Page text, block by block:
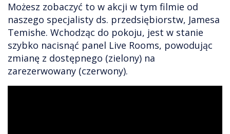
Możesz zobaczyć to w akcji w tym filmie od
naszego specjalisty ds. przedsiębiorstw, Jamesa
Temishe. Wchodząc do pokoju, jest w stanie
szybko nacisnąć panel Live Rooms, powodując
zmianę z dostępnego (zielony) na
zarezerwowany (czerwony).